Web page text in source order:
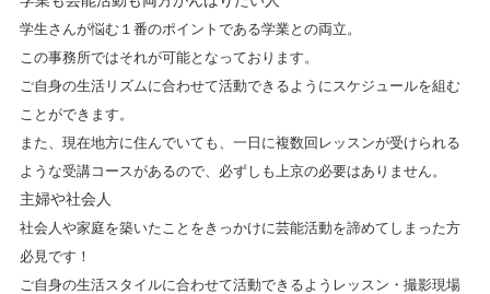
学生さんが悩む１番のポイントである学業との両立。
この事務所ではそれが可能となっております。
ご自身の生活リズムに合わせて活動できるようにスケジュールを組む
ことができます。
また、現在地方に住んでいても、一日に複数回レッスンが受けられる
ような受講コースがあるので、必ずしも上京の必要はありません。
主婦や社会人
社会人や家庭を築いたことをきっかけに芸能活動を諦めてしまった方
必見です！
ご自身の生活スタイルに合わせて活動できるようレッスン・撮影現場